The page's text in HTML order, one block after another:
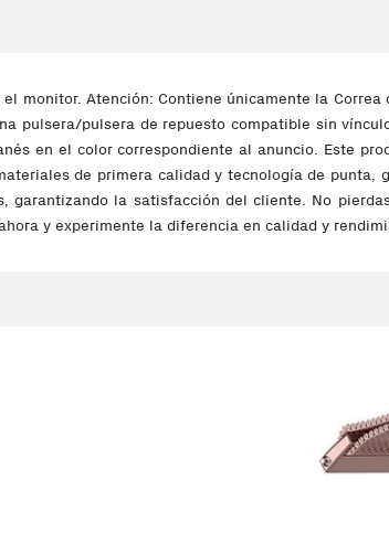
monitor. Atención: Contiene únicamente la
pulsera/pulsera de repuesto compatible sin
en el color correspondiente al anuncio. Este
de primera calidad y tecnología de punta,
la satisfacción del cliente. No
y experimente la diferencia en calidad y